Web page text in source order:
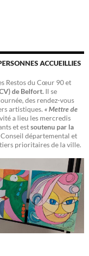
ACCUEILLIES
Restos du Cœur 90 et
de Belfort. Il se
des rendez-vous
artistiques. « Mettre de
a lieu les mercredis
et estsoutenu par la
départemental et
prioritaires de la ville.